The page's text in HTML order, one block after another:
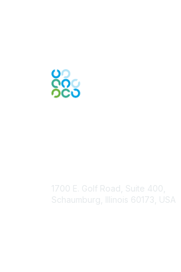
1700 E. Golf Road, Suite 400,
Schaumburg, Illinois 60173, USA